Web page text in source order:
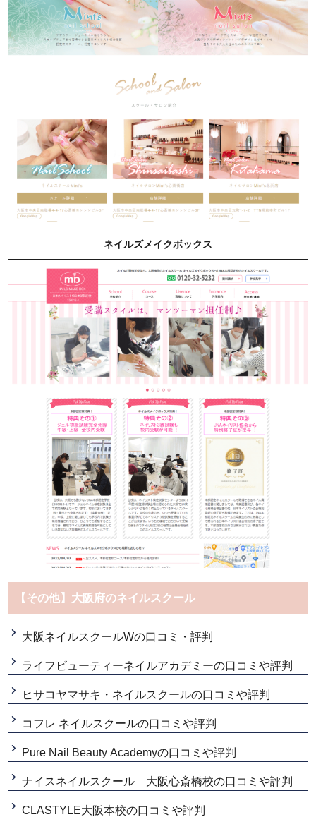
ネイルズメイクボックス
【その他】大阪府のネイルスクール
大阪ネイルスクールWの口コミ・評判
ライフビューティーネイルアカデミーの口コミや評判
ヒサコヤマサキ・ネイルスクールの口コミや評判
コフレ ネイルスクールの口コミや評判
Pure Nail Beauty Academyの口コミや評判
ナイスネイルスクール 大阪心斎橋校の口コミや評判
CLASTYLE大阪本校の口コミや評判